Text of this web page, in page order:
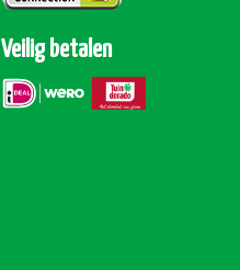
Veilig betalen